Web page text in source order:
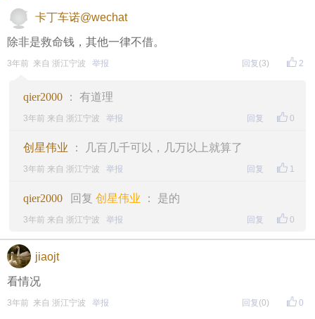
每晚20:00准时开始！（
红包帖分享此帖至朋友圈或好友，有机会获得更多红
包。
• 参与方式
一、评论主题内容即可领取红包！
二、分享主题帖，阅读数达到5个即可领取红包！
（必须在手机客户端参与哦！请注意下方参与方式
）
方式一：iOS已经上线，请大家在苹果手机APP Store页
面搜索下载
卡丁车诺@wechat
除非是救命钱，其他一律不借。
2
3年前 来自 浙江宁波 举报 回复 (3)
qier2000 ： 有道理
0
3年前 来自 浙江宁波 举报 回复
创星伟业 ： 几百几千可以，几万以上就算了
1
3年前 来自 浙江宁波 举报 回复
qier2000 回复 创星伟业 ： 是的
0
3年前 来自 浙江宁波 举报 回复
jiaojt
看情况
0
3年前 来自 浙江宁波 举报 回复 (0)